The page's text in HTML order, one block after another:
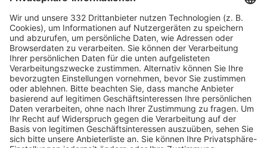
HÄUFIG BESUCHTE SEITEN
Pässe und Vereinswechsel
Trainerausbildung
Schulungsangebot Vereinsmitarbeiter
BFV-Geschäftsstellen
Trainerbörse
Login SpielPlus